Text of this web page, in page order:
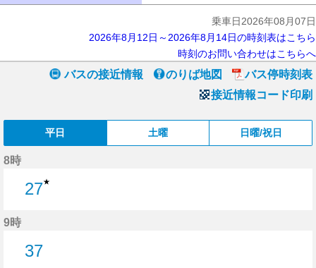
乗車日2026年08月07日
2026年8月12日～2026年8月14日の時刻表はこちら
時刻のお問い合わせはこちらへ
バスの接近情報 のりば地図
バス停時刻表
接近情報コード印刷
平日 土曜 日曜/祝日
8時
27★
9時
37